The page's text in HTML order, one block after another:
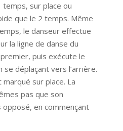
sur place ou
que le 2 temps. Même
le danseur effectue
la ligne de danse du
puis exécute le
se déplaçant vers l’arrière.
sur place. La
pas que son
en commençant